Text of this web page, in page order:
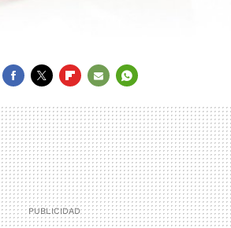
MAIL